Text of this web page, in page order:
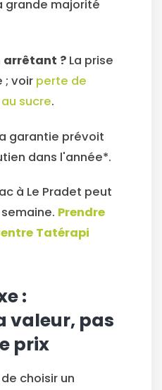
grande majorité
arrêtant ? La prise
; voir perte de
sucre.
garantie prévoit
dans l'année*.
à Le Pradet peut
Prendre
Tatérapi
:
valeur, pas
prix
choisir un